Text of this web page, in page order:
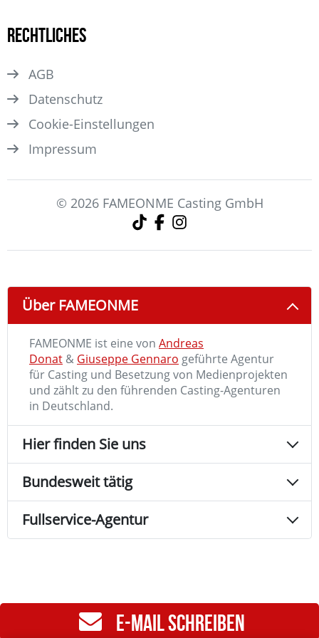
Rechtliches
AGB
Datenschutz
Cookie-Einstellungen
Impressum
© 2026 FAMEONME Casting GmbH
Über FAMEONME
FAMEONME ist eine von Andreas
Donat & Giuseppe Gennaro geführte Agentur
für Casting und Besetzung von Medienprojekten
und zählt zu den führenden Casting-Agenturen
in Deutschland.
Hier finden Sie uns
Bundesweit tätig
Fullservice-Agentur
E-MAIL SCHREIBEN